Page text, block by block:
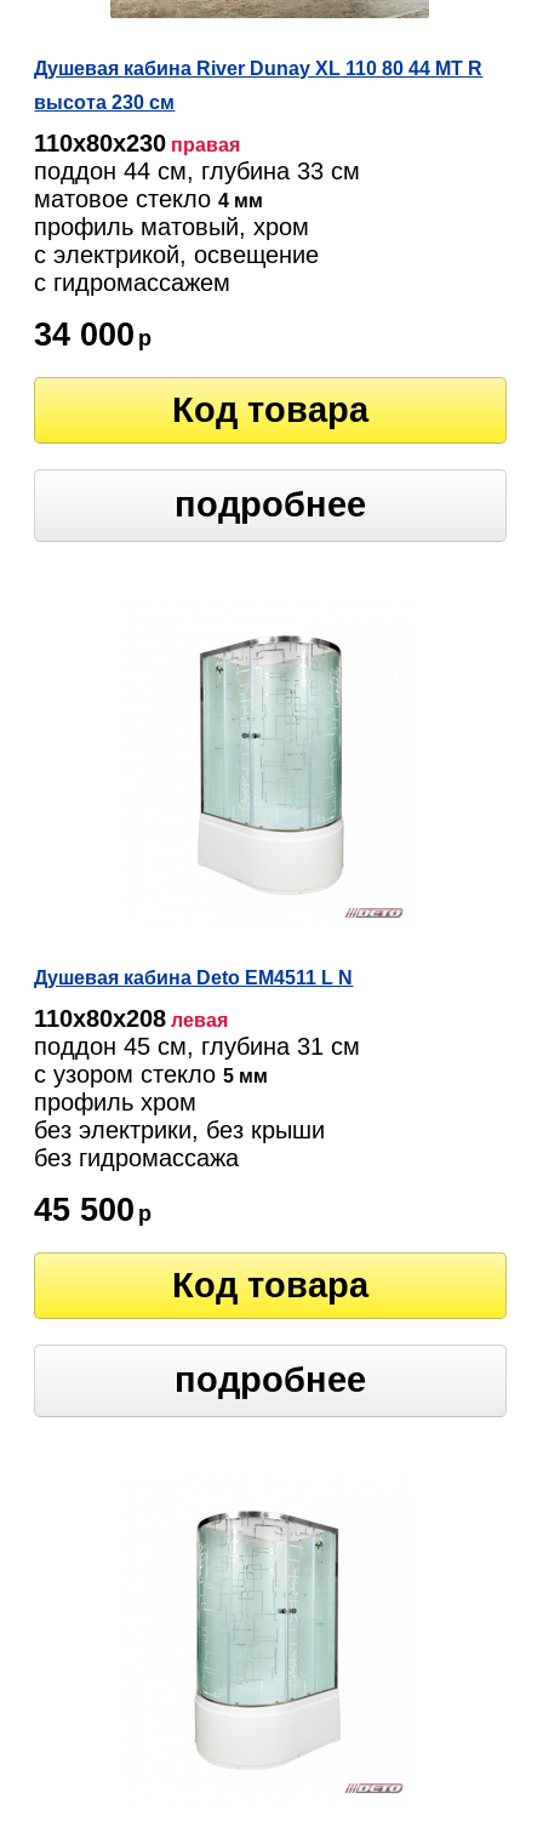
Душевая кабина River Dunay XL 110 80 44 MT R
высота 230 см
110х80х230 правая
поддон 44 см, глубина 33 см
матовое стекло4 мм
профиль матовый, хром
с электрикой, освещение
c гидромассажем
34 000 р
Код товара
подробнее
Душевая кабина Deto EM4511 L N
110х80х208 левая
поддон 45 см, глубина 31 см
с узором стекло5 мм
профиль хром
без электрики, без крыши
без гидромассажа
45 500 р
Код товара
подробнее